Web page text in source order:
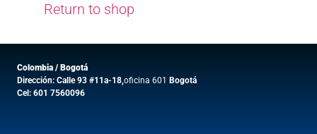
Return to shop
Colombia / Bogotá
Dirección: Calle 93 #11a-18,oficina 601 Bogotá
Cel: 601 7560096